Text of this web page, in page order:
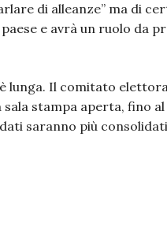
di alleanze” ma di
e avrà un ruolo da
lunga. Il comitato
stampa aperta, fino
saranno più